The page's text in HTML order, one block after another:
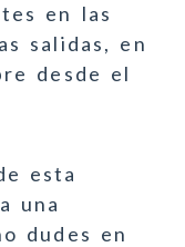
en las
salidas, en
desde el
esta
una
dudes en